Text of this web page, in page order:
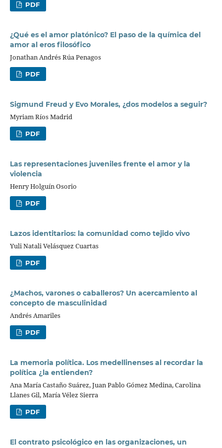
PDF
¿Qué es el amor platónico? El paso de la química del
amor al eros filosófico
Jonathan Andrés Rúa Penagos
PDF
Sigmund Freud y Evo Morales, ¿dos modelos a seguir?
Myriam Ríos Madrid
PDF
Las representaciones juveniles frente el amor y la
violencia
Henry Holguín Osorio
PDF
Lazos identitarios: la comunidad como tejido vivo
Yuli Natali Velásquez Cuartas
PDF
¿Machos, varones o caballeros? Un acercamiento al
concepto de masculinidad
Andrés Amariles
PDF
La memoria política. Los medellinenses al recordar la
política ¿la entienden?
Ana María Castaño Suárez, Juan Pablo Gómez Medina, Carolina
Llanes Gil, María Vélez Sierra
PDF
El contrato psicológico en las organizaciones, un